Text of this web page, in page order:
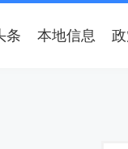
条 本地信息